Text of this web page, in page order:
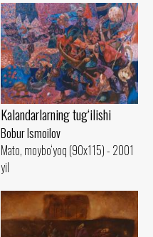
Kalandarlarning tug‘ilishi
Bobur Ismoilov
Mato, moybo‘yoq (90x115) - 2001
yil